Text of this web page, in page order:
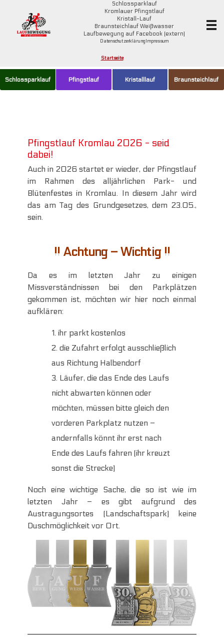
Schlossparklauf
Kromlauer Pfingstlauf
Kristall-Lauf
Braunsteichlauf Weißwasser
Laufbewegung auf Facebook (extern)
DatenschutzerklärungImpressum
Startseite
Schlossparklauf Pfingstlauf Kristalllauf Braunsteichlauf
Pfingstlauf Kromlau 2026 - seid
dabei!
Auch in 2026 startet er wieder, der Pfingstlauf
im Rahmen des alljährlichen Park- und
Blütenfestes in Kromlau. In diesem Jahr wird
das am Tag des Grundgesetzes, dem 23.05.,
sein.
!! Achtung – Wichtig !!
Da es im letzten Jahr zu einigen
Missverständnissen bei den Parkplätzen
gekommen ist, möchten wir hier noch einmal
aufklären:
ihr parkt kostenlos
die Zufahrt erfolgt ausschließlich
aus Richtung Halbendorf
Läufer, die das Ende des Laufs
nicht abwarten können oder
möchten, müssen bitte gleich den
vorderen Parkplatz nutzen –
andernfalls könnt ihr erst nach
Ende des Laufs fahren (ihr kreuzt
sonst die Strecke)
Noch eine wichtige Sache, die so ist wie im
letzten Jahr – es gibt aufgrund des
Austragungsortes (Landschaftspark) keine
Duschmöglichkeit vor Ort.